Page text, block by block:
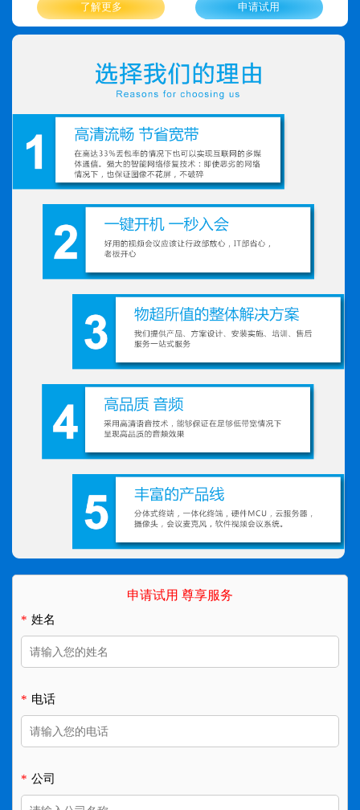
了解更多 申请试用
申请试用 尊享服务
* 姓名
* 电话
* 公司